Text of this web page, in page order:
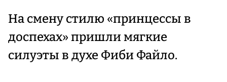
На смену стилю «принцессы в
доспехах» пришли мягкие
силуэты в духе Фиби Файло.